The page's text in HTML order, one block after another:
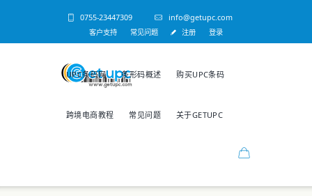
0755-23447309 info@getupc.com
客户支持 常见问题 注册 登录
UPC条码网 条形码概述 购买UPC条码
跨境电商教程 常见问题 关于GETUPC